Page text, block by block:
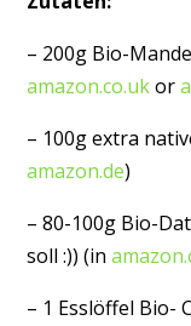
– 200g Bio-
amazon.co.ukor
– 100g extra
amazon.de)
– 80-100g Bio-
soll :)) (in
– 1 Esslöffel Bio-